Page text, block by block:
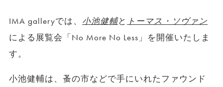
IMA galleryでは、 小池健輔と トーマス・ソヴァン
による展覧会「No More No Less」を開催いたしま
す。
小池健輔は、蚤の市などで手にいれたファウンド